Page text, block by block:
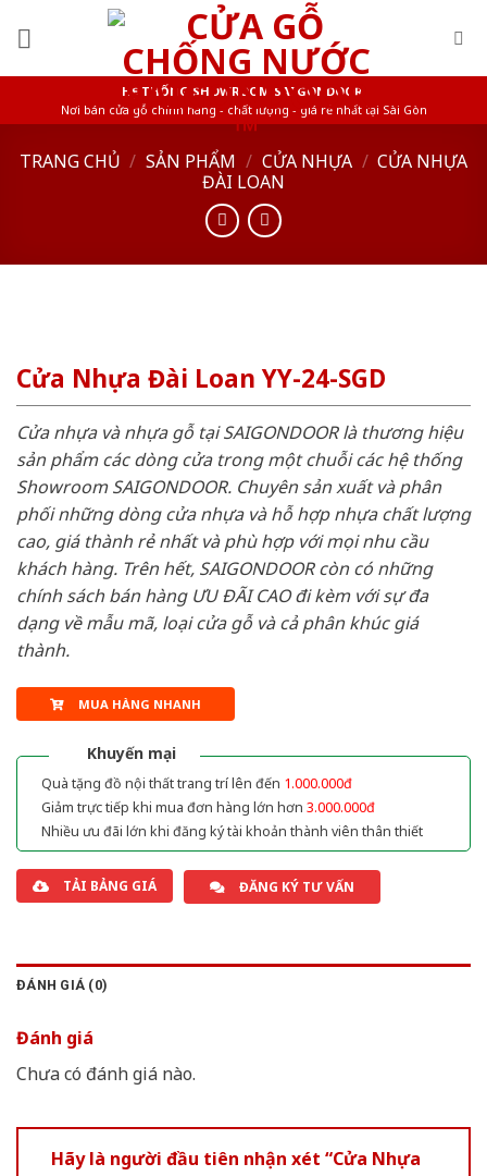
HỆ THỐNG SHOWROOM SAIGONDOOR
Nơi bán cửa gỗ chính hãng - chất lượng - giá rẻ nhất tại Sài Gòn
TRANG CHỦ / SẢN PHẨM / CỬA NHỰA / CỬA NHỰA
ĐÀI LOAN
Cửa Nhựa Đài Loan YY-24-SGD
Cửa nhựa và nhựa gỗ tại SAIGONDOOR là thương hiệu
sản phẩm các dòng cửa trong một chuỗi các hệ thống
Showroom SAIGONDOOR. Chuyên sản xuất và phân
phối những dòng cửa nhựa và hỗ hợp nhựa chất lượng
cao, giá thành rẻ nhất và phù hợp với mọi nhu cầu
khách hàng. Trên hết, SAIGONDOOR còn có những
chính sách bán hàng ƯU ĐÃI CAO đi kèm với sự đa
dạng về mẫu mã, loại cửa gỗ và cả phân khúc giá
thành.
MUA HÀNG NHANH
Khuyến mại
Quà tặng đồ nội thất trang trí lên đến 1.000.000đ
Giảm trực tiếp khi mua đơn hàng lớn hơn 3.000.000đ
Nhiều ưu đãi lớn khi đăng ký tài khoản thành viên thân thiết
TẢI BẢNG GIÁ ĐĂNG KÝ TƯ VẤN
ĐÁNH GIÁ (0)
Đánh giá
Chưa có đánh giá nào.
Hãy là người đầu tiên nhận xét “Cửa Nhựa